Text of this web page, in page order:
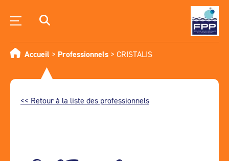
Accueil > Professionnels > CRISTALIS
<< Retour à la liste des professionnels